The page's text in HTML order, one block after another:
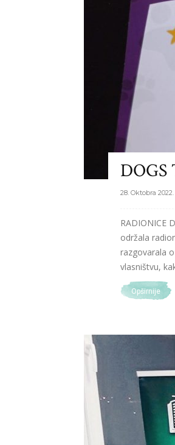
DOGS
28. Oktobra 2022.
RADIONICE
održala
razgovarala
vlasništvu,
Opširnije